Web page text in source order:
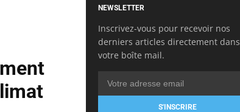
NEWSLETTER
Inscrivez-vous pour recevoir nos
derniers articles directement dans
votre boîte mail.
S'INSCRIRE